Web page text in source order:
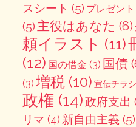
スシート (5) プレゼント
(5) 主役はあなた (6)
頼イラスト (11)
(12) 国の借金 (3) 国債
(3) 増税(10) 宣伝チラシ
政権 (14)政府支出
リマ (4) 新自由主義 (5)